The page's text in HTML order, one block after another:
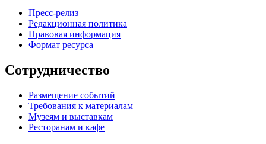
Пресс-релиз
Редакционная политика
Правовая информация
Формат ресурса
Сотрудничество
Размещение событий
Требования к материалам
Музеям и выставкам
Ресторанам и кафе